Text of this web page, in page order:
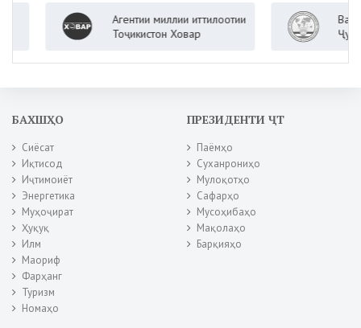
Агентии миллии иттилоотии
Тоҷикистон Ховар
БАХШҲО
Сиёсат
Иқтисод
Иҷтимоиёт
Энергетика
Муҳоҷират
Ҳуқуқ
Илм
Маориф
Фарҳанг
Туризм
Номаҳо
ПРЕЗИДЕНТИ ҶТ
Паёмҳо
Суханрониҳо
Мулоқотҳо
Сафарҳо
Мусоҳибаҳо
Мақолаҳо
Барқияҳо